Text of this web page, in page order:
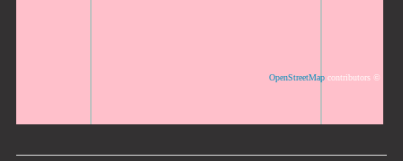
©
OpenStreetMapcontributors